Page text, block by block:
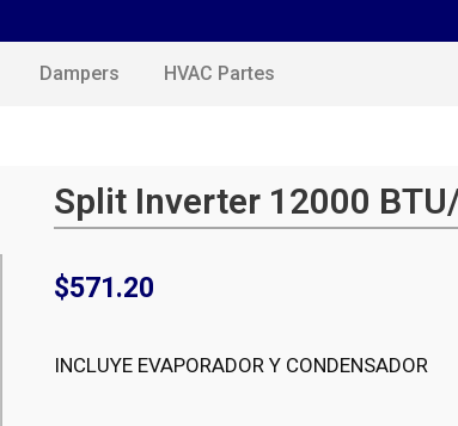
Dampers HVAC Partes
Split Inverter 12000
$571.20
INCLUYE EVAPORADOR Y CONDENSADOR